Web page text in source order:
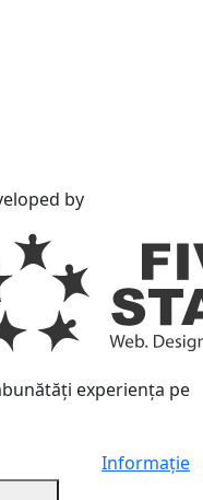
by
experiența pe
Informație